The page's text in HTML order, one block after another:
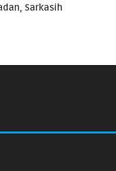
Sarkasih